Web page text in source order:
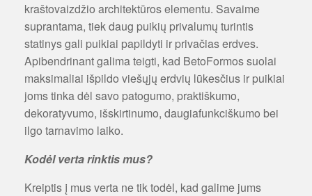
kraštovaizdžio architektūros elementu. Savaime
suprantama, tiek daug puikių privalumų turintis
statinys gali puikiai papildyti ir privačias erdves.
Apibendrinant galima teigti, kad BetoFormos suolai
maksimaliai išpildo viešųjų erdvių lūkesčius ir puikiai
joms tinka dėl savo patogumo, praktiškumo,
dekoratyvumo, išskirtinumo, daugiafunkciškumo bei
ilgo tarnavimo laiko.
Kodėl verta rinktis mus?
Kreiptis į mus verta ne tik todėl, kad galime jums